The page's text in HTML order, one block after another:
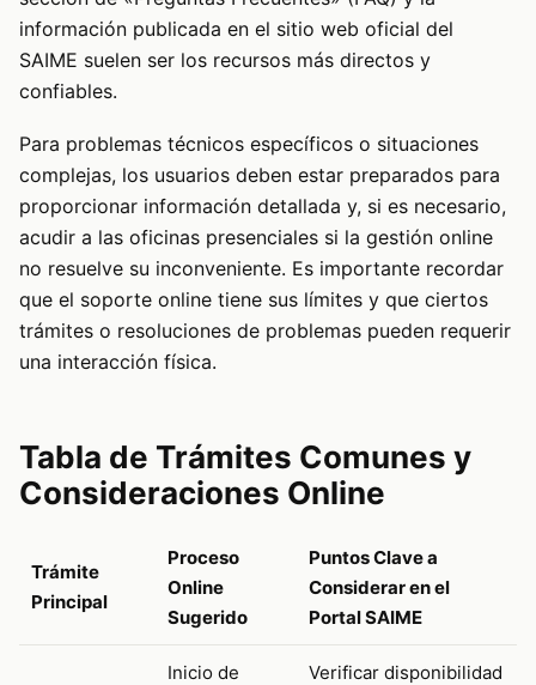
información publicada en el sitio web oficial del
SAIME suelen ser los recursos más directos y
confiables.
Para problemas técnicos específicos o situaciones
complejas, los usuarios deben estar preparados para
proporcionar información detallada y, si es necesario,
acudir a las oficinas presenciales si la gestión online
no resuelve su inconveniente. Es importante recordar
que el soporte online tiene sus límites y que ciertos
trámites o resoluciones de problemas pueden requerir
una interacción física.
Tabla de Trámites Comunes y
Consideraciones Online
Trámite
Principal
Proceso
Online
Sugerido
Puntos Clave a
Considerar en el
Portal SAIME
Inicio de
Verificar disponibilidad